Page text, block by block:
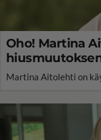
Oho! Martina
Martina Aitolehti on